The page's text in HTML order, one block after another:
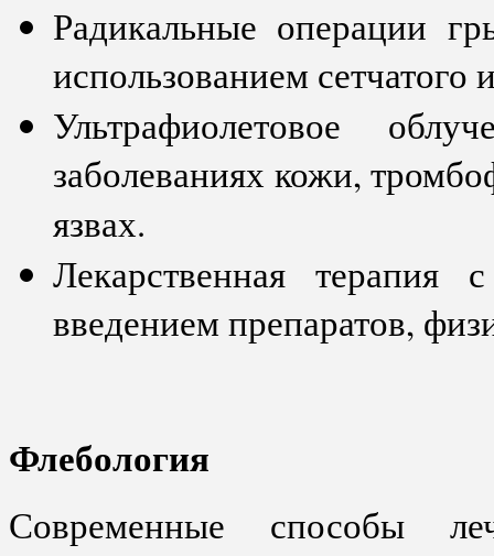
Радикальные операции
использованием сетчатого
Ультрафиолетовое
заболеваниях кожи,
язвах.
Лекарственная терапия
введением препаратов,
Флебология
Современные способы